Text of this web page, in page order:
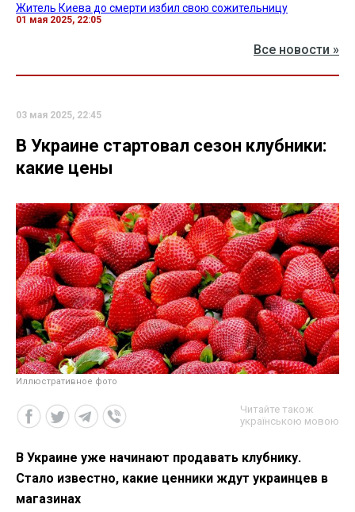
Житель Киева до смерти избил свою сожительницу
01 мая 2025, 22:05
Все новости »
03 мая 2025, 22:45
В Украине стартовал сезон клубники:
какие цены
Иллюстративное фото
Читайте також
українською мовою
В Украине уже начинают продавать клубнику.
Стало известно, какие ценники ждут украинцев в
магазинах